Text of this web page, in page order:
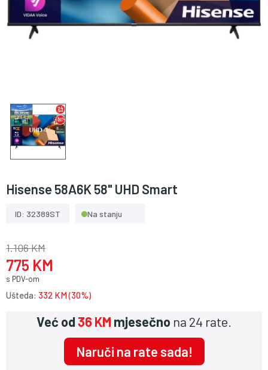
Hisense 58A6K 58" UHD Smart
ID: 32389ST Na stanju
1.106 KM
775 KM
s PDV-om
Ušteda: 332 KM (30%)
Već od36 KM mjesečno na 24 rate.
Naruči na rate sada!